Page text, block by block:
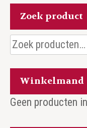
Zoek product
Zoeken
naar:
Winkelmand
Geen producten